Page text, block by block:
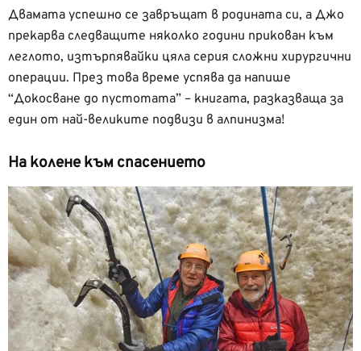
Двамата успешно се завръщат в родината си, а Джо
прекарва следващите няколко години прикован към
леглото, изтърпявайки цяла серия сложни хирургични
операции. През това време успява да напише
“Докосване до пустотата” – книгата, разказваща за
един от най-великите подвизи в алпинизма!
На колене към спасението